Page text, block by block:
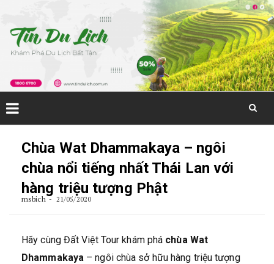
Chùa Wat Dhammakaya – ngôi
chùa nổi tiếng nhất Thái Lan với
hàng triệu tượng Phật
msbich 21/05/2020
Hãy cùng Đất Việt Tour khám phá chùa Wat
Dhammakaya – ngôi chùa sở hữu hàng triệu tượng